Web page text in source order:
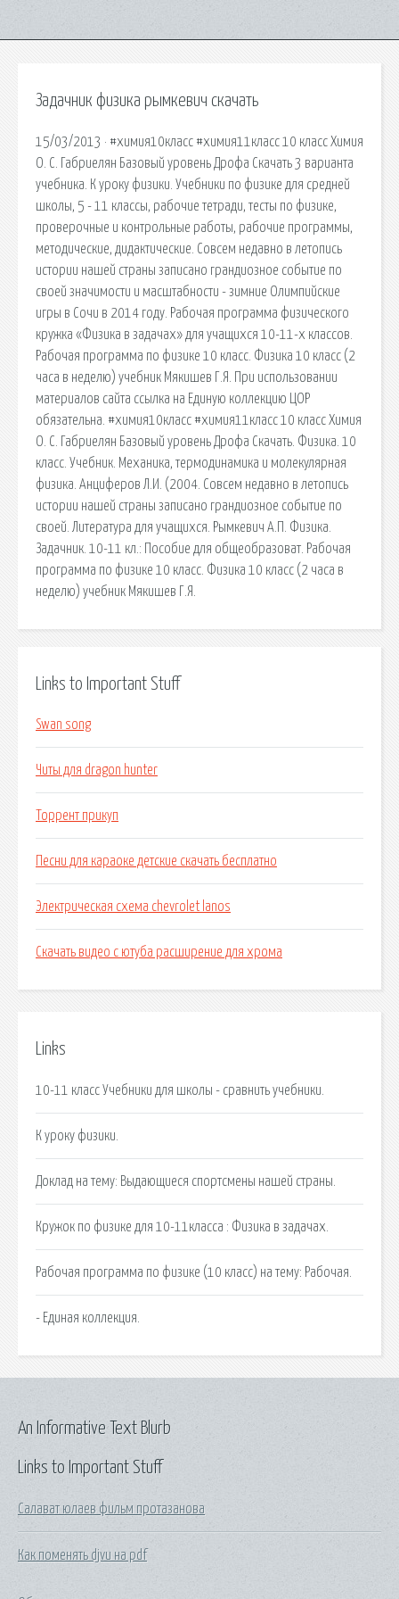
Задачник физика рымкевич скачать
15/03/2013 · #химия10класс #химия11класс 10 класс Химия
О. С. Габриелян Базовый уровень Дрофа Скачать 3 варианта
учебника. К уроку физики. Учебники по физике для средней
школы, 5 - 11 классы, рабочие тетради, тесты по физике,
проверочные и контрольные работы, рабочие программы,
методические, дидактические. Совсем недавно в летопись
истории нашей страны записано грандиозное событие по
своей значимости и масштабности - зимние Олимпийские
игры в Сочи в 2014 году. Рабочая программа физического
кружка «Физика в задачах» для учащихся 10-11-х классов.
Рабочая программа по физике 10 класс. Физика 10 класс (2
часа в неделю) учебник Мякишев Г.Я. При использовании
материалов сайта ссылка на Единую коллекцию ЦОР
обязательна. #химия10класс #химия11класс 10 класс Химия
О. С. Габриелян Базовый уровень Дрофа Скачать. Физика. 10
класс. Учебник. Механика, термодинамика и молекулярная
физика. Анциферов Л.И. (2004. Совсем недавно в летопись
истории нашей страны записано грандиозное событие по
своей. Литература для учащихся. Рымкевич А.П. Физика.
Задачник. 10-11 кл.: Пособие для общеобразоват. Рабочая
программа по физике 10 класс. Физика 10 класс (2 часа в
неделю) учебник Мякишев Г.Я.
Links to Important Stuff
Swan song
Читы для dragon hunter
Торрент прикуп
Песни для караоке детские скачать бесплатно
Электрическая схема chevrolet lanos
Скачать видео с ютуба расширение для хрома
Links
10-11 класс Учебники для школы - сравнить учебники.
К уроку физики.
Доклад на тему: Выдающиеся спортсмены нашей страны.
Кружок по физике для 10-11класса : Физика в задачах.
Рабочая программа по физике (10 класс) на тему: Рабочая.
- Единая коллекция.
Links to Important Stuff
Салават юлаев фильм протазанова
Как поменять djvu на pdf
An Informative Text Blurb